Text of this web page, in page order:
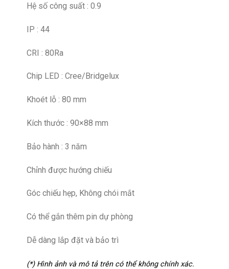
Hệ số công suất : 0.9
IP : 44
CRI : 80Ra
Chip LED : Cree/Bridgelux
Khoét lỗ : 80 mm
Kích thước : 90×88 mm
Bảo hành : 3 năm
Chỉnh được hướng chiếu
Góc chiếu hẹp, Không chói mắt
Có thể gắn thêm pin dự phòng
Dễ dàng lắp đặt và bảo trì
(*) Hình ảnh và mô tả trên có thể không chính xác.